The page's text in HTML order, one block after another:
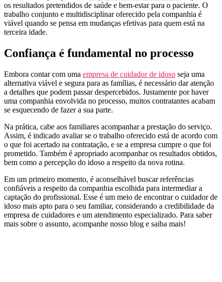
os resultados pretendidos de saúde e bem-estar para o paciente. O
trabalho conjunto e multidisciplinar oferecido pela companhia é
viável quando se pensa em mudanças efetivas para quem está na
terceira idade.
Confiança é fundamental no processo
Embora contar com uma empresa de cuidador de idoso seja uma
alternativa viável e segura para as famílias, é necessário dar atenção
a detalhes que podem passar despercebidos. Justamente por haver
uma companhia envolvida no processo, muitos contratantes acabam
se esquecendo de fazer a sua parte.
Na prática, cabe aos familiares acompanhar a prestação do serviço.
Assim, é indicado avaliar se o trabalho oferecido está de acordo com
o que foi acertado na contratação, e se a empresa cumpre o que foi
prometido. Também é apropriado acompanhar os resultados obtidos,
bem como a percepção do idoso a respeito da nova rotina.
Em um primeiro momento, é aconselhável buscar referências
confiáveis a respeito da companhia escolhida para intermediar a
captação do profissional. Esse é um meio de encontrar o cuidador de
idoso mais apto para o seu familiar, considerando a credibilidade da
empresa de cuidadores e um atendimento especializado. Para saber
mais sobre o assunto, acompanhe nosso blog e saiba mais!